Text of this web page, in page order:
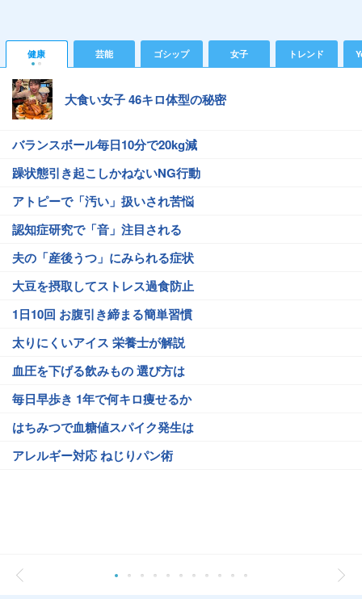
健康 芸能 ゴシップ 女子 トレンド
大食い女子 46キロ体型の秘密
バランスボール毎日10分で20kg減
躁状態引き起こしかねないNG行動
アトピーで「汚い」扱いされ苦悩
認知症研究で「音」注目される
夫の「産後うつ」にみられる症状
大豆を摂取してストレス過食防止
1日10回 お腹引き締まる簡単習慣
太りにくいアイス 栄養士が解説
血圧を下げる飲みもの 選び方は
毎日早歩き 1年で何キロ痩せるか
はちみつで血糖値スパイク発生は
アレルギー対応 ねじりパン術